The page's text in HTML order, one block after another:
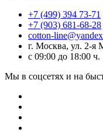
+7 (499) 394 73-71
+7 (903) 681-68-28
cotton-
г. Москва, ул. 2-я
с 09:00 до 18:00 ч.
Мы в соцсетях и на